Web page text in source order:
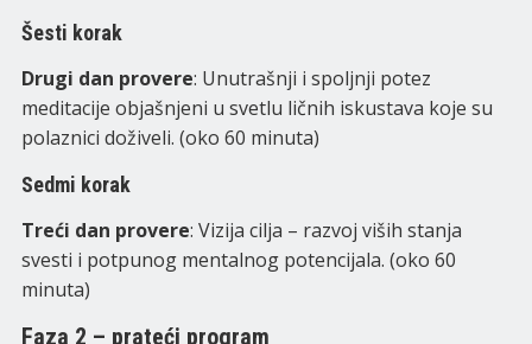
Šesti korak
Drugi dan provere: Unutrašnji i spoljnji potez
meditacije objašnjeni u svetlu ličnih iskustava koje su
polaznici doživeli. (oko 60 minuta)
Sedmi korak
Treći dan provere: Vizija cilja – razvoj viših stanja
svesti i potpunog mentalnog potencijala. (oko 60
minuta)
Faza 2 – prateći program